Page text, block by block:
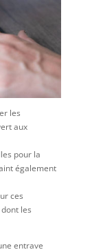
les
aux
pour la
également
ces
les
entrave